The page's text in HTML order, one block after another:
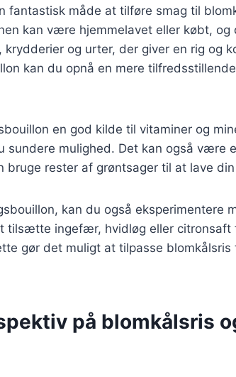
fantastisk måde at tilføre smag til
kan være hjemmelavet eller købt,
krydderier og urter, der giver en rig og
kan du opnå en mere
en god kilde til vitaminer og
sundere mulighed. Det kan også være
bruge rester af grøntsager til at lave
kan du også eksperimentere
tilsætte ingefær, hvidløg eller citronsaft
gør det muligt at tilpasse blomkålsris
på blomkålsris